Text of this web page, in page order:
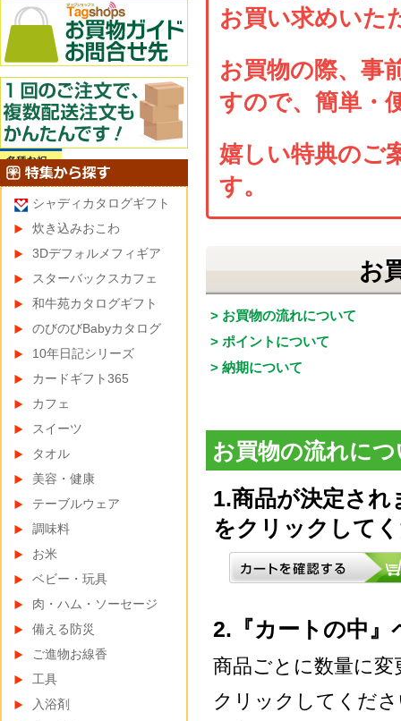
お買い求めいた
お買物の際、事
すので、簡単・
嬉しい特典のご
す。
お
> お買物の流れについて
> ポイントについて
> 納期について
お買物の流れに
1.商品が決定さ
をクリックして
2.『カートの中』
商品ごとに数量に
クリックしてくだ
シャディカタログギフト
炊き込みおこわ
3Dデフォルメフィギア
スターバックスカフェ
和牛苑カタログギフト
のびのびBabyカタログ
10年日記シリーズ
カードギフト365
カフェ
スイーツ
タオル
美容・健康
テーブルウェア
調味料
お米
ベビー・玩具
肉・ハム・ソーセージ
備える防災
ご進物お線香
工具
入浴剤